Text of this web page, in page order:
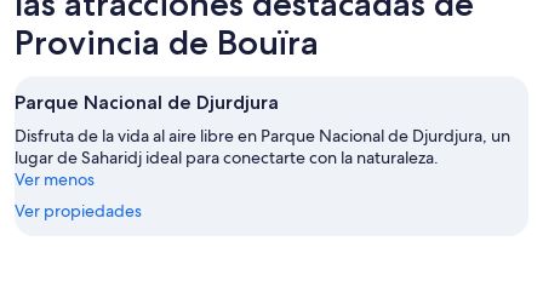
Provincia de Bouïra
Parque Nacional de Djurdjura
Disfruta de la vida al aire libre en Parque Nacional de Djurdjura, un
lugar de Saharidj ideal para conectarte con la naturaleza.
Ver menos
Ver propiedades